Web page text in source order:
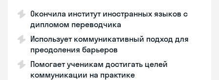
Окончила институт иностранных языков с
дипломом переводчика
Использует коммуникативный подход для
преодоления барьеров
Помогает ученикам достигать целей
коммуникации на практике